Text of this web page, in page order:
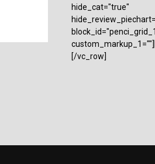
hide_cat="true"
[/vc_row]